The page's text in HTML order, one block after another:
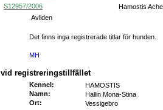
S12957/2006
Hamostis
Avliden
Det finns inga registrerade titlar för hunden.
MH
vid registreringstillfället
Kennel :
HAMOSTIS
Namn:
Hallin Mona-Stina
Ort: Vessigebro